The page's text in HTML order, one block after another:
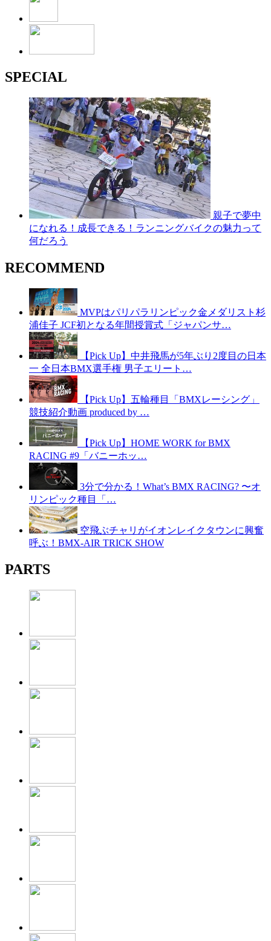
SPECIAL
親子で夢中
になれる！成長できる！ランニングバイクの魅力って
何だろう
RECOMMEND
MVPはパリパラリンピック金メダリスト杉
浦佳子 JCF初となる年間授賞式「ジャパンサ…
【Pick Up】中井飛馬が5年ぶり2度目の日本
一 全日本BMX選手権 男子エリート…
【Pick Up】五輪種目「BMXレーシング」
競技紹介動画 produced by …
【Pick Up】HOME WORK for BMX
RACING #9「バニーホッ…
3分で分かる！What’s BMX RACING? 〜オ
リンピック種目「…
空飛ぶチャリがイオンレイクタウンに興奮
呼ぶ！BMX-AIR TRICK SHOW
PARTS